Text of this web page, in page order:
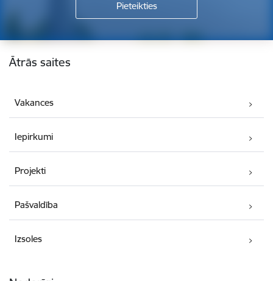
Kājene
Ātrās saites
Vakances
Iepirkumi
Projekti
Pašvaldība
Izsoles